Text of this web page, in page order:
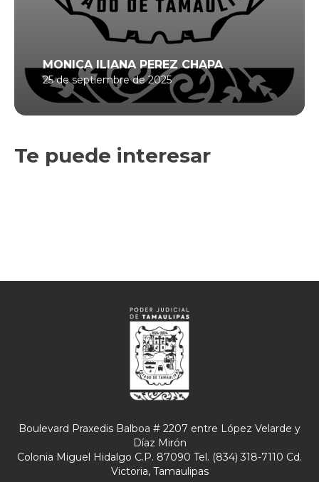
MONICA ILIANA PEREZ CHAPA
25 de septiembre de 2025
Te puede interesar
Boulevard Praxedis Balboa # 2207 entre López Velarde y
Díaz Mirón
Colonia Miguel Hidalgo C.P. 87090 Tel. (834) 318-7110 Cd.
Victoria, Tamaulipas